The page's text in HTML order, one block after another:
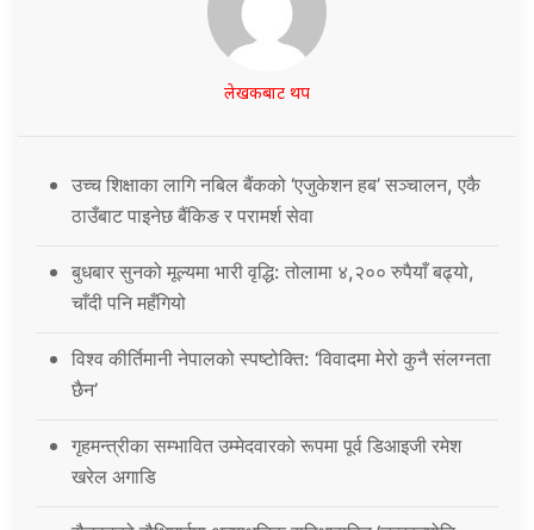
लेखकबाट थप
उच्च शिक्षाका लागि नबिल बैंकको ‘एजुकेशन हब’ सञ्चालन, एकै
ठाउँबाट पाइनेछ बैंकिङ र परामर्श सेवा
बुधबार सुनको मूल्यमा भारी वृद्धि: तोलामा ४,२०० रुपैयाँ बढ्यो,
चाँदी पनि महँगियो
विश्व कीर्तिमानी नेपालको स्पष्टोक्ति: ‘विवादमा मेरो कुनै संलग्नता
छैन’
गृहमन्त्रीका सम्भावित उम्मेदवारको रूपमा पूर्व डिआइजी रमेश
खरेल अगाडि